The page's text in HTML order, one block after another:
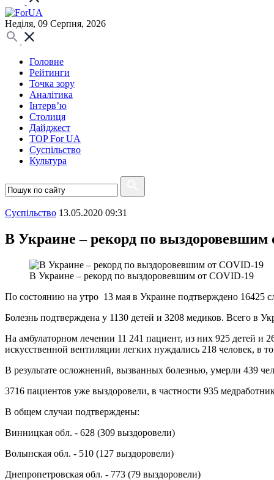
Неділя, 09 Серпня, 2026
Головне
Рейтинги
Точка зору
Аналітика
Інтерв’ю
Столиця
Дайджест
TOP For UA
Суспiльство
Культура
Суспiльство 13.05.2020 09:31
В Украине – рекорд по выздоровевшим
В Украине – рекорд по выздоровевшим от COVID-19
По состоянию на утро 13 мая в Украине подтверждено 16425
Болезнь подтверждена у 1130 детей и 3208 медиков. Всего в
На амбулаторном лечении 11 241 пациент, из них 925 детей и
искусственной вентиляции легких нуждались 218 человек, в
В результате осложнений, вызванных болезнью, умерли 439
3716 пациентов уже выздоровели, в частности 935
В общем случаи подтверждены:
Винницкая обл. - 628 (309 выздоровели)
Волынская обл. - 510 (127 выздоровели)
Днепропетровская обл. - 773 (79 выздоровели)